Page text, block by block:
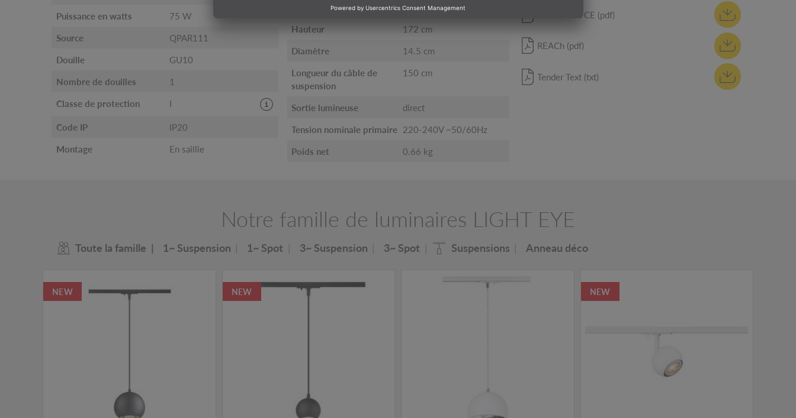
Puissance en watts 75 W
Source QPAR111
Douille GU10
Nombre de douilles 1
Classe de protection I
Code IP IP20
Montage En saillie
12 cm
Hauteur 172 cm
Diamètre 14.5 cm
Longueur du câble de
suspension
150 cm
Sortie lumineuse direct
Tension nominale primaire 220-240V ~50/60Hz
Poids net 0.66 kg
Déclaration CE (pdf)
REACh (pdf)
Tender Text (txt)
Notre famille de luminaires LIGHT EYE
Toute la famille 1~ Suspension 1~ Spot 3~ Suspension 3~ Spot Suspensions Anneau déco
NEW NEW NEW